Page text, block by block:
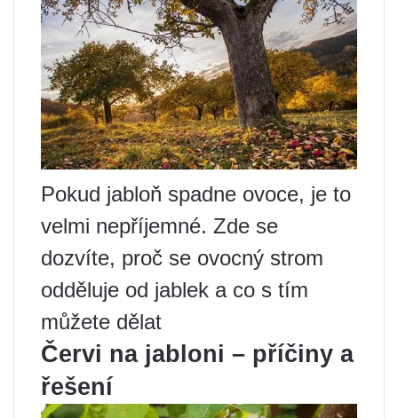
Pokud jabloň spadne ovoce, je to
velmi nepříjemné. Zde se
dozvíte, proč se ovocný strom
odděluje od jablek a co s tím
můžete dělat
Červi na jabloni – příčiny a
řešení